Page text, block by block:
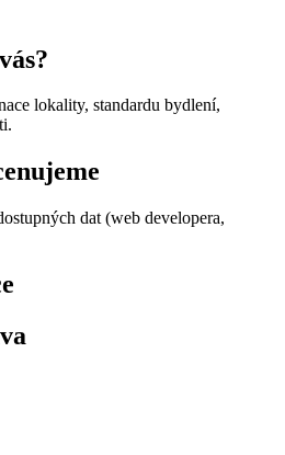
lokality, standardu bydlení,
dat (web developera,